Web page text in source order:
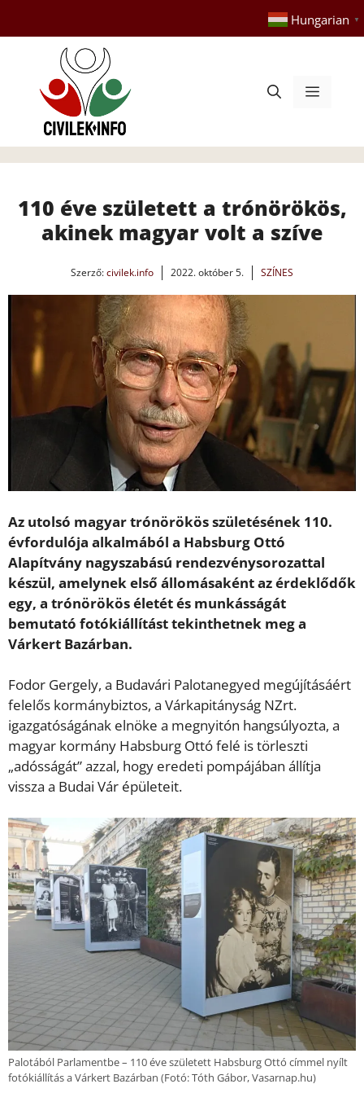
tartalomba
Hungarian ▼
Menü
110 éve született a trónörökös,
akinek magyar volt a szíve
Szerző:civilek.info 2022. október 5. SZÍNES
Az utolsó magyar trónörökös születésének 110.
évfordulója alkalmából a Habsburg Ottó
Alapítvány nagyszabású rendezvénysorozattal
készül, amelynek első állomásaként az érdeklődők
egy, a trónörökös életét és munkásságát
bemutató fotókiállítást tekinthetnek meg a
Várkert Bazárban.
Fodor Gergely, a Budavári Palotanegyed megújításáért
felelős kormánybiztos, a Várkapitányság NZrt.
igazgatóságának elnöke a megnyitón hangsúlyozta, a
magyar kormány Habsburg Ottó felé is törleszti
„adósságát” azzal, hogy eredeti pompájában állítja
vissza a Budai Vár épületeit.
Palotából Parlamentbe – 110 éve született Habsburg Ottó címmel nyílt
fotókiállítás a Várkert Bazárban (Fotó: Tóth Gábor, Vasarnap.hu)